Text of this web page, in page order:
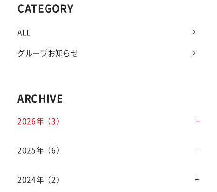
CATEGORY
ALL
グループお知らせ
ARCHIVE
2026年（3）
2025年（6）
2024年（2）